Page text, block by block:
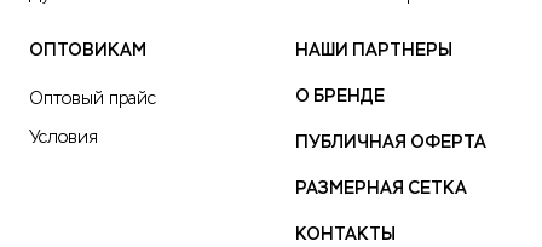
ОПТОВИКАМ
Оптовый прайс
Условия
НАШИ ПАРТНЕРЫ
О БРЕНДЕ
ПУБЛИЧНАЯ ОФЕРТА
РАЗМЕРНАЯ СЕТКА
КОНТАКТЫ